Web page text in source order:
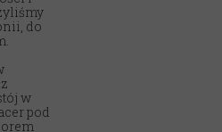
do
w
pod